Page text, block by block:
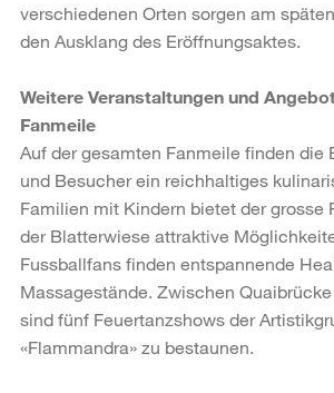
verschiedenen Orten sorgen am
den Ausklang des Eröffnungsaktes.
Weitere Veranstaltungen und
Fanmeile
Auf der gesamten Fanmeile finden die
und Besucher ein reichhaltiges
Familien mit Kindern bietet der grosse
der Blatterwiese attraktive
Fussballfans finden entspannende
Massagestände. Zwischen
sind fünf Feuertanzshows der
«Flammandra» zu bestaunen.